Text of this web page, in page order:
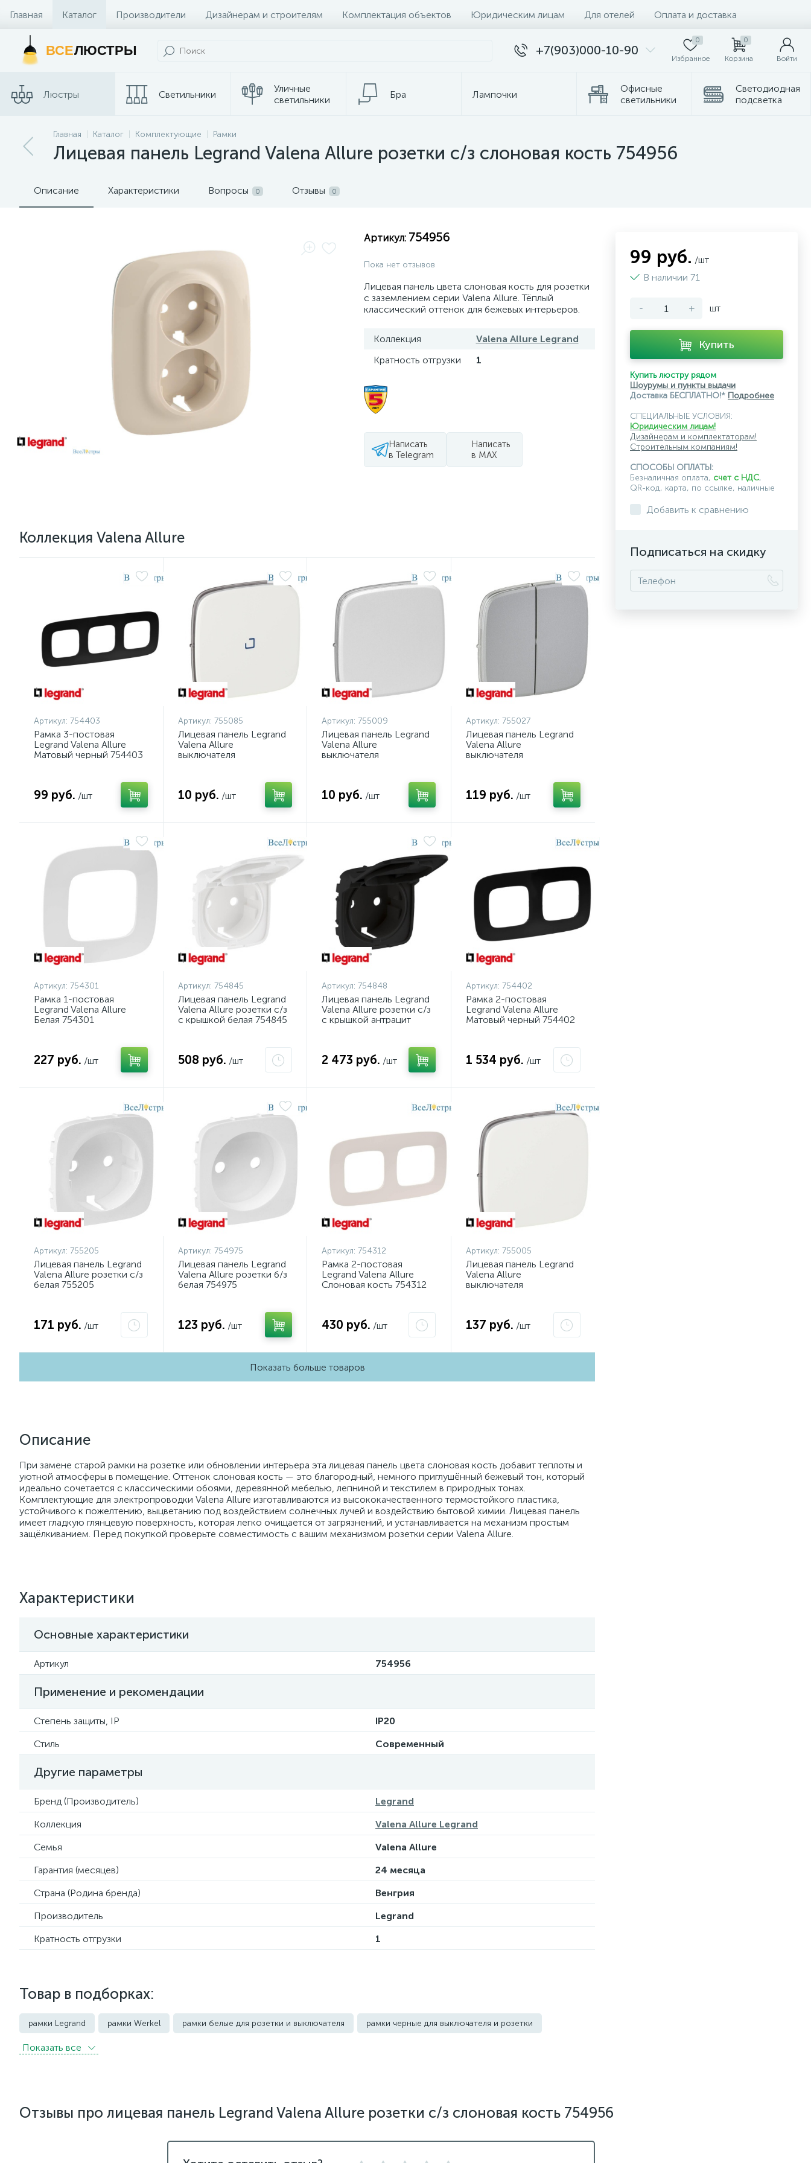
Главная Каталог Производители Дизайнерам и строителям Комплектация объектов Юридическим лицам Для отелей Оплата и доставка
Контакты и Магазины
ВСЕЛЮСТРЫ +7(903)000-10-90
0
Избранное
0
Корзина Войти
Люстры Светильники
Уличные
светильники
Бра Лампочки
Офисные
светильники
Светодиодная
подсветка
Споты Трековые системы
Главная Каталог Комплектующие Рамки
Лицевая панель Legrand Valena Allure розетки с/з слоновая кость 754956
Описание Характеристики Вопросы 0 Отзывы 0
Артикул: 754956
Пока нет отзывов
Лицевая панель цвета слоновая кость для розетки
с заземлением серии Valena Allure. Тёплый
классический оттенок для бежевых интерьеров.
Коллекция
Valena Allure Legrand
Кратность отгрузки
1
Написать
в Telegram
Написать
в MAX
Коллекция Valena Allure
Артикул: 754403
Рамка 3-постовая
Legrand Valena Allure
Матовый черный 754403
99 руб. /шт
Артикул: 755085
Лицевая панель Legrand
Valena Allure
выключателя
10 руб. /шт
Артикул: 755009
Лицевая панель Legrand
Valena Allure
выключателя
10 руб. /шт
Артикул: 755027
Лицевая панель Legrand
Valena Allure
выключателя
119 руб. /шт
Артикул: 754301
Рамка 1-постовая
Legrand Valena Allure
Белая 754301
227 руб. /шт
Артикул: 754845
Лицевая панель Legrand
Valena Allure розетки с/з
с крышкой белая 754845
508 руб. /шт
Артикул: 754848
Лицевая панель Legrand
Valena Allure розетки с/з
с крышкой антрацит
2 473 руб. /шт
Артикул: 754402
Рамка 2-постовая
Legrand Valena Allure
Матовый черный 754402
1 534 руб. /шт
Артикул: 755205
Лицевая панель Legrand
Valena Allure розетки с/з
белая 755205
171 руб. /шт
Артикул: 754975
Лицевая панель Legrand
Valena Allure розетки б/з
белая 754975
123 руб. /шт
Артикул: 754312
Рамка 2-постовая
Legrand Valena Allure
Слоновая кость 754312
430 руб. /шт
Артикул: 755005
Лицевая панель Legrand
Valena Allure
выключателя
137 руб. /шт
Показать больше товаров
Описание
При замене старой рамки на розетке или обновлении интерьера эта лицевая панель цвета слоновая кость добавит теплоты и
уютной атмосферы в помещение. Оттенок слоновая кость — это благородный, немного приглушённый бежевый тон, который
идеально сочетается с классическими обоями, деревянной мебелью, лепниной и текстилем в природных тонах.
Комплектующие для электропроводки Valena Allure изготавливаются из высококачественного термостойкого пластика,
устойчивого к пожелтению, выцветанию под воздействием солнечных лучей и воздействию бытовой химии. Лицевая панель
имеет гладкую глянцевую поверхность, которая легко очищается от загрязнений, и устанавливается на механизм простым
защёлкиванием. Перед покупкой проверьте совместимость с вашим механизмом розетки серии Valena Allure.
Характеристики
Основные характеристики
Артикул 754956
Применение и рекомендации
Степень защиты, IP
IP20
Стиль
Современный
Другие параметры
Бренд (Производитель)
Legrand
Коллекция
Valena Allure Legrand
Семья
Valena Allure
Гарантия (месяцев)
24 месяца
Страна (Родина бренда)
Венгрия
Производитель
Legrand
Кратность отгрузки
1
Товар в подборках:
рамки Legrand рамки Werkel рамки белые для розетки и выключателя рамки черные для выключателя и розетки
рамки Эра
Показать всe
99 руб. /шт
В наличии 71
- + шт
Купить
Купить люстру рядом
Шоурумы и пункты выдачи
Доставка БЕСПЛАТНО!* Подробнее
СПЕЦИАЛЬНЫЕ УСЛОВИЯ:
Юридическим лицам!
Дизайнерам и комплектаторам!
Строительным компаниям!
СПОСОБЫ ОПЛАТЫ:
Безналичная оплата, счет с НДС,
QR-код, карта, по ссылке, наличные
Добавить к сравнению
Подписаться на скидку
Отзывы про лицевая панель Legrand Valena Allure розетки с/з слоновая кость 754956